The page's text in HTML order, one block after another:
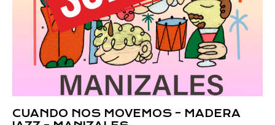
CUANDO NOS MOVEMOS – MADERA